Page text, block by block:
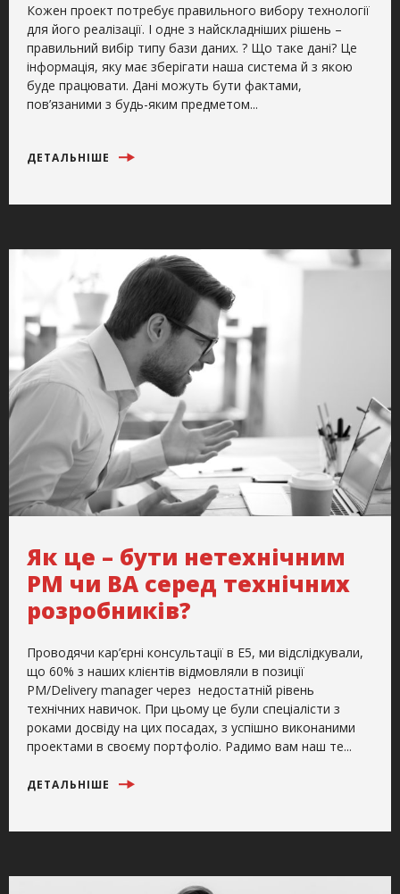
Кожен проект потребує правильного вибору технології
для його реалізації. І одне з найскладніших рішень –
правильний вибір типу бази даних. ? Що таке дані? Це
інформація, яку має зберігати наша система й з якою
буде працювати. Дані можуть бути фактами,
пов’язаними з будь-яким предметом...
ДЕТАЛЬНІШЕ
Як це – бути нетехнічним
РМ чи ВА серед технічних
розробників?
Проводячи кар’єрні консультації в Е5, ми відслідкували,
що 60% з наших клієнтів відмовляли в позиції
РМ/Delivery manager через недостатній рівень
технічних навичок. При цьому це були спеціалісти з
роками досвіду на цих посадах, з успішно виконаними
проектами в своєму портфоліо. Радимо вам наш те...
ДЕТАЛЬНІШЕ